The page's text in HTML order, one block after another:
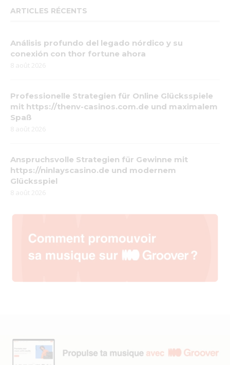
ARTICLES RÉCENTS
Análisis profundo del legado nórdico y su
conexión con thor fortune ahora
8 août 2026
Professionelle Strategien für Online Glücksspiele
mit https://thenv-casinos.com.de und maximalem
Spaß
8 août 2026
Anspruchsvolle Strategien für Gewinne mit
https://ninlayscasino.de und modernem
Glücksspiel
8 août 2026